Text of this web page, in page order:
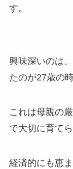
す。
興味深いのは
たのが27歳の
これは母親の
で大切に育て
経済的にも恵